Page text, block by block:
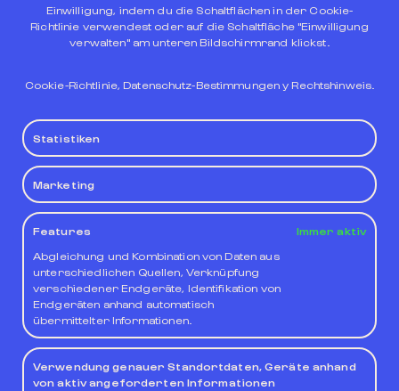
Einwilligung, indem du die Schaltflächen in der Cookie-
Richtlinie verwendest oder auf die Schaltfläche "Einwilligung
verwalten" am unteren Bildschirmrand klickst.
Cookie-Richtlinie, Datenschutz-Bestimmungen y Rechtshinweis
Statistiken
Marketing
Features
Immer aktiv
Abgleichung und Kombination von Daten aus
unterschiedlichen Quellen, Verknüpfung
verschiedener Endgeräte, Identifikation von
Endgeräten anhand automatisch
übermittelter Informationen.
Verwendung genauer Standortdaten, Geräte anhand
von aktiv angeforderten Informationen
10 %
MALCOMWEB
KOSTENLOSER
TAG